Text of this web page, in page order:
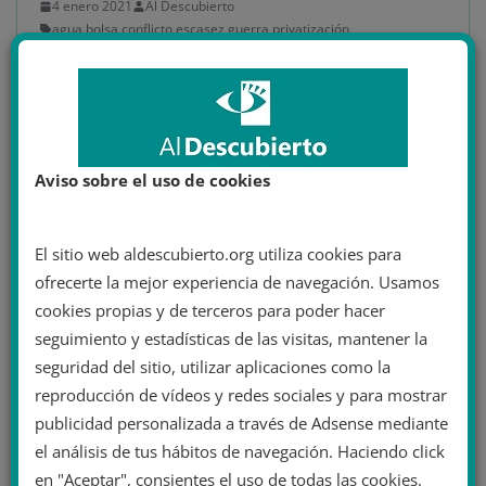
4 enero 2021
Al Descubierto
agua,bolsa,conflicto,escasez,guerra,privatización
¿Guerra Mundial por el agua? El
agua potable como causa de
conflictos armados
las
Leer más
Aviso sobre el uso de cookies
El sitio web aldescubierto.org utiliza cookies para
ofrecerte la mejor experiencia de navegación. Usamos
cookies propias y de terceros para poder hacer
seguimiento y estadísticas de las visitas, mantener la
seguridad del sitio, utilizar aplicaciones como la
reproducción de vídeos y redes sociales y para mostrar
publicidad personalizada a través de Adsense mediante
el análisis de tus hábitos de navegación. Haciendo click
en "Aceptar", consientes el uso de todas las cookies.